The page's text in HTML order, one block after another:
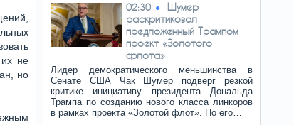
их не
но
02:30
Шумер
раскритиковал
предложенный Трампом
проект «Золотого
флота»
Лидер демократического меньшинства в
Сенате США Чак Шумер подверг резкой
критике инициативу президента Дональда
Трампа по созданию нового класса линкоров
в рамках проекта «Золотой флот». По его…